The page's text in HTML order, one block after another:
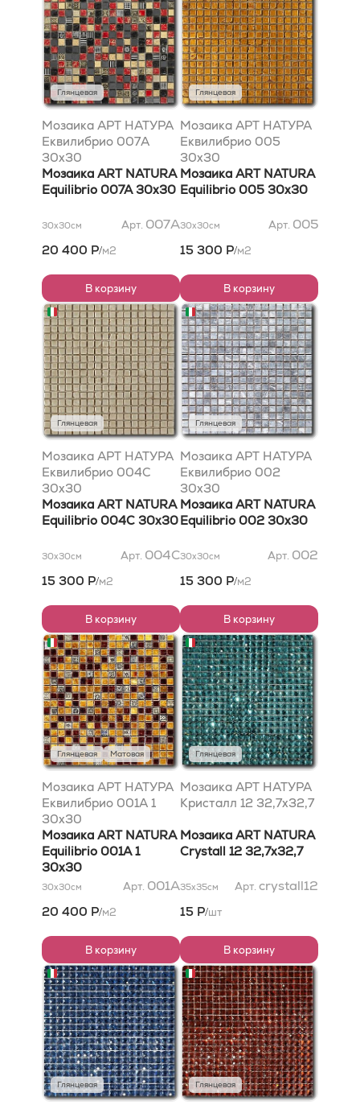
Глянцевая
Мозаика АРТ НАТУРА
Еквилибрио 007A
30x30
Мозаика ART NATURA
Equilibrio 007A 30x30
30x30см Арт. 007A
20 400 Р/м2
В корзину
Глянцевая
Мозаика АРТ НАТУРА
Еквилибрио 005
30x30
Мозаика ART NATURA
Equilibrio 005 30x30
30x30см Арт. 005
15 300 Р/м2
В корзину
Глянцевая
Мозаика АРТ НАТУРА
Еквилибрио 004C
30x30
Мозаика ART NATURA
Equilibrio 004C 30x30
30x30см Арт. 004C
15 300 Р/м2
В корзину
Глянцевая
Мозаика АРТ НАТУРА
Еквилибрио 002
30x30
Мозаика ART NATURA
Equilibrio 002 30x30
30x30см Арт. 002
15 300 Р/м2
В корзину
Глянцевая Матовая
Мозаика АРТ НАТУРА
Еквилибрио 001A 1
30x30
Мозаика ART NATURA
Equilibrio 001A 1
30x30
30x30см Арт. 001A
20 400 Р/м2
В корзину
Глянцевая
Мозаика АРТ НАТУРА
Кристалл 12 32,7x32,7
Мозаика ART NATURA
Crystall 12 32,7x32,7
35x35см Арт. crystall12
15 Р/шт
В корзину
Глянцевая Глянцевая